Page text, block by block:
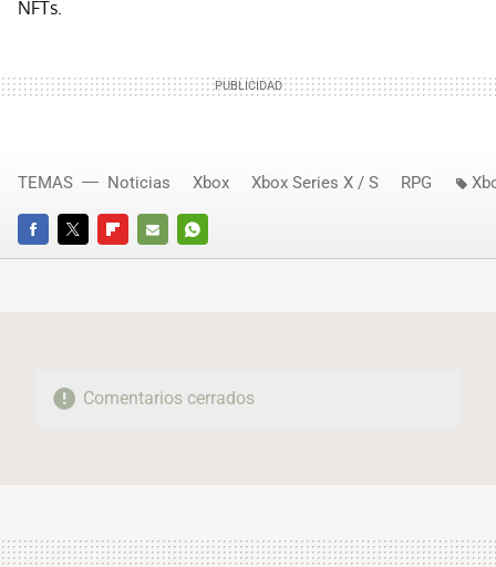
NFTs.
FACEBOOKTWITTERFLIPBOARD
E-
WHATSAPP
TEMAS Noticias Xbox Xbox Series X / S RPG
Comentarios cerrados